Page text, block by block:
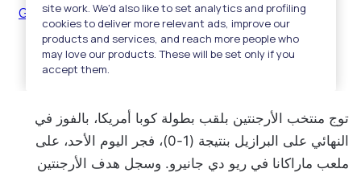
توج منتخب الأرجنتين بلقب بطولة كوبا أمريكا، بالفوز في
النهائي على البرازيل بنتيجة (1-0)، فجر اليوم الأحد، على
ملعب ماراكانا في ريو دي جانيرو. وسجل هدف الأرجنتين